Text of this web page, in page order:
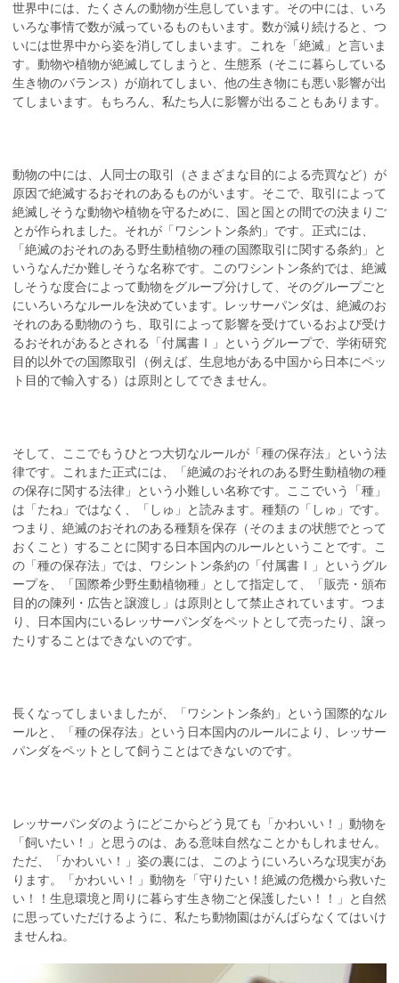
世界中には、たくさんの動物が生息しています。その中には、いろ
いろな事情で数が減っているものもいます。数が減り続けると、つ
いには世界中から姿を消してしまいます。これを「絶滅」と言いま
す。動物や植物が絶滅してしまうと、生態系（そこに暮らしている
生き物のバランス）が崩れてしまい、他の生き物にも悪い影響が出
てしまいます。もちろん、私たち人に影響が出ることもあります。
動物の中には、人同士の取引（さまざまな目的による売買など）が
原因で絶滅するおそれのあるものがいます。そこで、取引によって
絶滅しそうな動物や植物を守るために、国と国との間での決まりご
とが作られました。それが「ワシントン条約」です。正式には、
「絶滅のおそれのある野生動植物の種の国際取引に関する条約」と
いうなんだか難しそうな名称です。このワシントン条約では、絶滅
しそうな度合によって動物をグループ分けして、そのグループごと
にいろいろなルールを決めています。レッサーパンダは、絶滅のお
それのある動物のうち、取引によって影響を受けているおよび受け
るおそれがあるとされる「付属書Ⅰ」というグループで、学術研究
目的以外での国際取引（例えば、生息地がある中国から日本にペッ
ト目的で輸入する）は原則としてできません。
そして、ここでもうひとつ大切なルールが「種の保存法」という法
律です。これまた正式には、「絶滅のおそれのある野生動植物の種
の保存に関する法律」という小難しい名称です。ここでいう「種」
は「たね」ではなく、「しゅ」と読みます。種類の「しゅ」です。
つまり、絶滅のおそれのある種類を保存（そのままの状態でとって
おくこと）することに関する日本国内のルールということです。こ
の「種の保存法」では、ワシントン条約の「付属書Ⅰ」というグル
ープを、「国際希少野生動植物種」として指定して、「販売・頒布
目的の陳列・広告と譲渡し」は原則として禁止されています。つま
り、日本国内にいるレッサーパンダをペットとして売ったり、譲っ
たりすることはできないのです。
長くなってしまいましたが、「ワシントン条約」という国際的なル
ールと、「種の保存法」という日本国内のルールにより、レッサー
パンダをペットとして飼うことはできないのです。
レッサーパンダのようにどこからどう見ても「かわいい！」動物を
「飼いたい！」と思うのは、ある意味自然なことかもしれません。
ただ、「かわいい！」姿の裏には、このようにいろいろな現実があ
ります。「かわいい！」動物を「守りたい！絶滅の危機から救いた
い！！生息環境と周りに暮らす生き物ごと保護したい！！」と自然
に思っていただけるように、私たち動物園はがんばらなくてはいけ
ませんね。